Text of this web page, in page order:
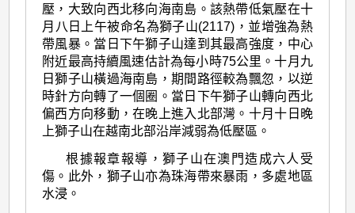
壓，大致向西北移向海南島。該熱帶低氣壓在十
月八日上午被命名為獅子山(2117)，並增強為熱
帶風暴。當日下午獅子山達到其最高強度，中心
附近最高持續風速估計為每小時75公里。十月九
日獅子山橫過海南島，期間路徑較為飄忽，以逆
時針方向轉了一個圈。當日下午獅子山轉向西北
偏西方向移動，在晚上進入北部灣。十月十日晚
上獅子山在越南北部沿岸減弱為低壓區。
根據報章報導，獅子山在澳門造成六人受
傷。此外，獅子山亦為珠海帶來暴雨，多處地區
水浸。